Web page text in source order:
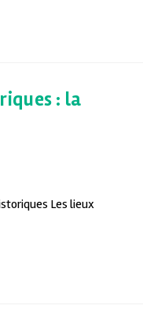
: la
Les lieux